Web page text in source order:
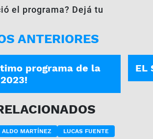
el programa? Dejá tu
ANTERIORES
| 29-09-2023
programa de la
EL
ALDO MARTÍNEZ LUCAS FUENTE